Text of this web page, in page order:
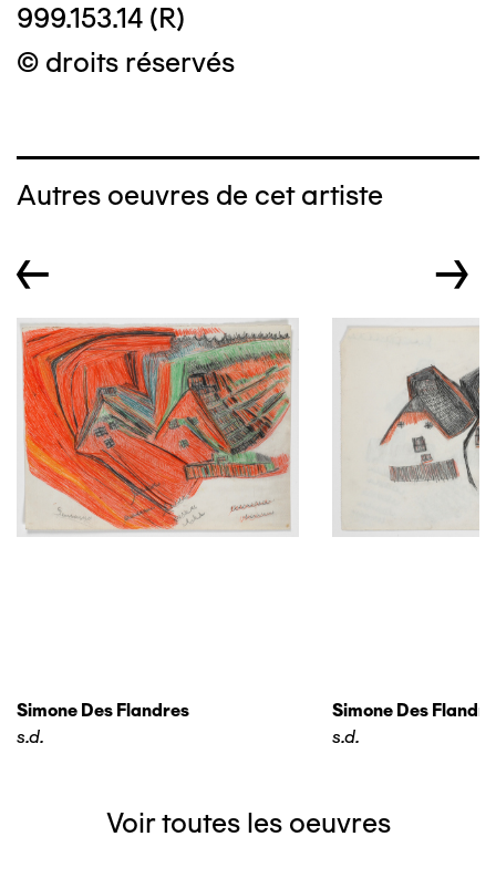
999.153.14 (R)
© droits réservés
Autres oeuvres de cet artiste
← →
Simone Des Flandres
s.d.
Simone Des
s.d.
Voir toutes les oeuvres